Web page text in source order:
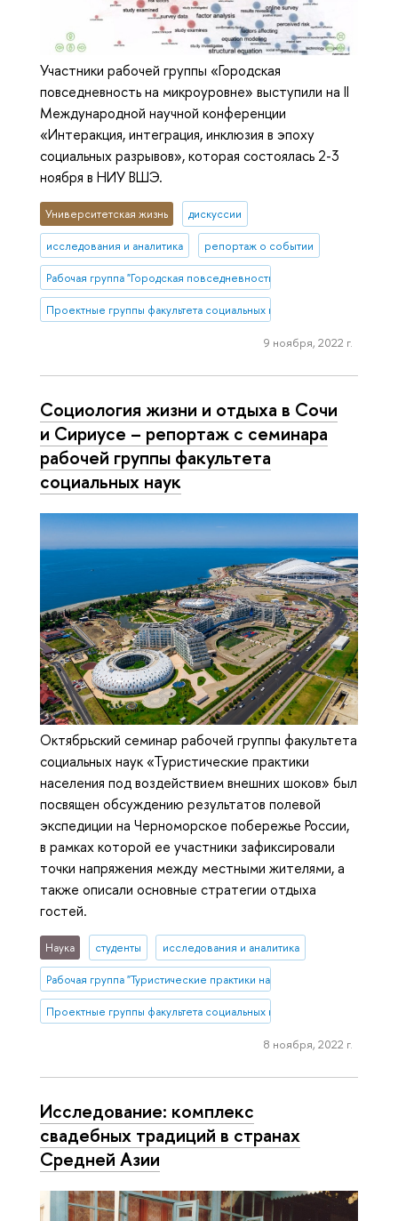
Участники рабочей группы «Городская
повседневность на микроуровне» выступили на II
Международной научной конференции
«Интеракция, интеграция, инклюзия в эпоху
социальных разрывов», которая состоялась 2-3
ноября в НИУ ВШЭ.
Университетская жизнь дискуссии
исследования и аналитика репортаж о событии
Рабочая группа "Городская повседневность на микроуровне:
Проектные группы факультета социальных наук
9 ноября, 2022 г.
Социология жизни и отдыха в Сочи
и Сириусе – репортаж с семинара
рабочей группы факультета
социальных наук
Октябрьский семинар рабочей группы факультета
социальных наук «Туристические практики
населения под воздействием внешних шоков» был
посвящен обсуждению результатов полевой
экспедиции на Черноморское побережье России,
в рамках которой ее участники зафиксировали
точки напряжения между местными жителями, а
также описали основные стратегии отдыха
гостей.
Наука студенты исследования и аналитика
Рабочая группа "Туристические практики населения под
Проектные группы факультета социальных наук
8 ноября, 2022 г.
Исследование: комплекс
свадебных традиций в странах
Средней Азии